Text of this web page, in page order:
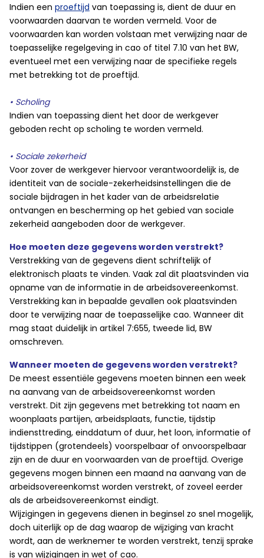
Indien een proeftijd van toepassing is, dient de duur en
voorwaarden daarvan te worden vermeld. Voor de
voorwaarden kan worden volstaan met verwijzing naar de
toepasselijke regelgeving in cao of titel 7.10 van het BW,
eventueel met een verwijzing naar de specifieke regels
met betrekking tot de proeftijd.
• Scholing
Indien van toepassing dient het door de werkgever
geboden recht op scholing te worden vermeld.
• Sociale zekerheid
Voor zover de werkgever hiervoor verantwoordelijk is, de
identiteit van de sociale-zekerheidsinstellingen die de
sociale bijdragen in het kader van de arbeidsrelatie
ontvangen en bescherming op het gebied van sociale
zekerheid aangeboden door de werkgever.
Hoe moeten deze gegevens worden verstrekt?
Verstrekking van de gegevens dient schriftelijk of
elektronisch plaats te vinden. Vaak zal dit plaatsvinden via
opname van de informatie in de arbeidsovereenkomst.
Verstrekking kan in bepaalde gevallen ook plaatsvinden
door te verwijzing naar de toepasselijke cao. Wanneer dit
mag staat duidelijk in artikel 7:655, tweede lid, BW
omschreven.
Wanneer moeten de gegevens worden verstrekt?
De meest essentiële gegevens moeten binnen een week
na aanvang van de arbeidsovereenkomst worden
verstrekt. Dit zijn gegevens met betrekking tot naam en
woonplaats partijen, arbeidsplaats, functie, tijdstip
indiensttreding, einddatum of duur, het loon, informatie of
tijdstippen (grotendeels) voorspelbaar of onvoorspelbaar
zijn en de duur en voorwaarden van de proeftijd. Overige
gegevens mogen binnen een maand na aanvang van de
arbeidsovereenkomst worden verstrekt, of zoveel eerder
als de arbeidsovereenkomst eindigt.
Wijzigingen in gegevens dienen in beginsel zo snel mogelijk,
doch uiterlijk op de dag waarop de wijziging van kracht
wordt, aan de werknemer te worden verstrekt, tenzij sprake
is van wijzigingen in wet of cao.